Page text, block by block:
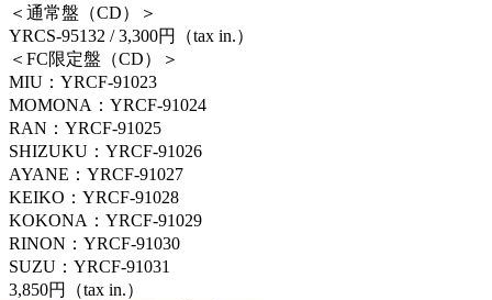
＜通常盤（CD）＞
YRCS-95132 / 3,300円（tax in.）
＜FC限定盤（CD）＞
MIU：YRCF-91023
MOMONA：YRCF-91024
RAN：YRCF-91025
SHIZUKU：YRCF-91026
AYANE：YRCF-91027
KEIKO：YRCF-91028
KOKONA：YRCF-91029
RINON：YRCF-91030
SUZU：YRCF-91031
3,850円（tax in.）